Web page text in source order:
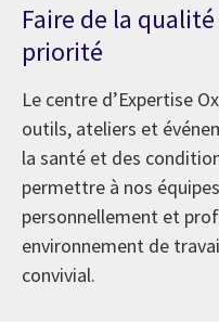
Faire de la
priorité
Le centre d’Expertise
outils, ateliers et
la santé et des
permettre à nos
personnellement et
environnement de
convivial.